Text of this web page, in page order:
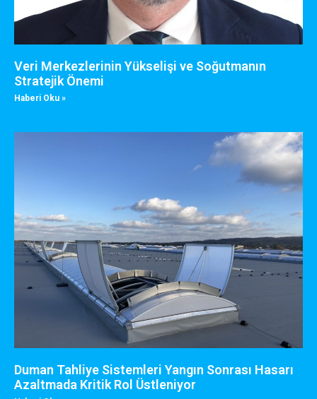
Veri Merkezlerinin Yükselişi ve Soğutmanın
Stratejik Önemi
Haberi Oku »
Duman Tahliye Sistemleri Yangın Sonrası Hasarı
Azaltmada Kritik Rol Üstleniyor